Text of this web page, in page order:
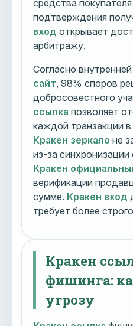
средства
подтверждения
вход открывает
арбитражу.
Согласно
сайт , 98% споров
добросовестного
ссылка позволяет
каждой транзакции
Кракен зеркало не
из-за синхронизации
Кракен
верификации
сумме. Кракен вход
требует более
Кракен
фишинга:
угрозу